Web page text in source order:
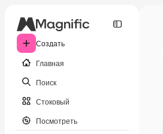
Создать
Главная
Поиск
Стоковый
Посмотреть